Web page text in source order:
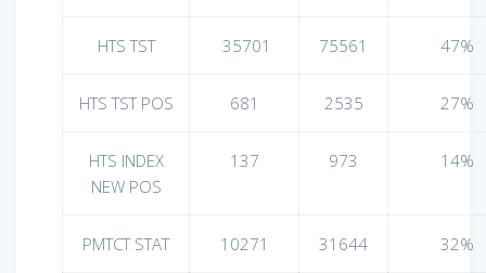
HTS TST 35701 75561 47%
HTS TST POS 681 2535 27%
HTS INDEX
NEW POS
137 973 14%
PMTCT STAT 10271 31644 32%